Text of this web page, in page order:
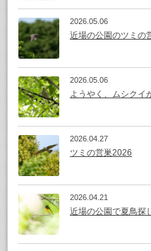
2026.05.06
近場の公園のツミの
2026.05.06
ようやく、ムシクイ
2026.04.27
ツミの営巣2026
2026.04.21
近場の公園で夏鳥探